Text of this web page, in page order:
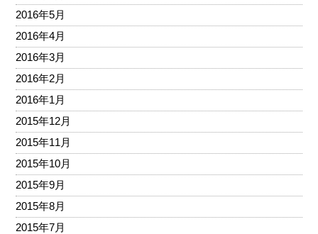
2016年5月
2016年4月
2016年3月
2016年2月
2016年1月
2015年12月
2015年11月
2015年10月
2015年9月
2015年8月
2015年7月